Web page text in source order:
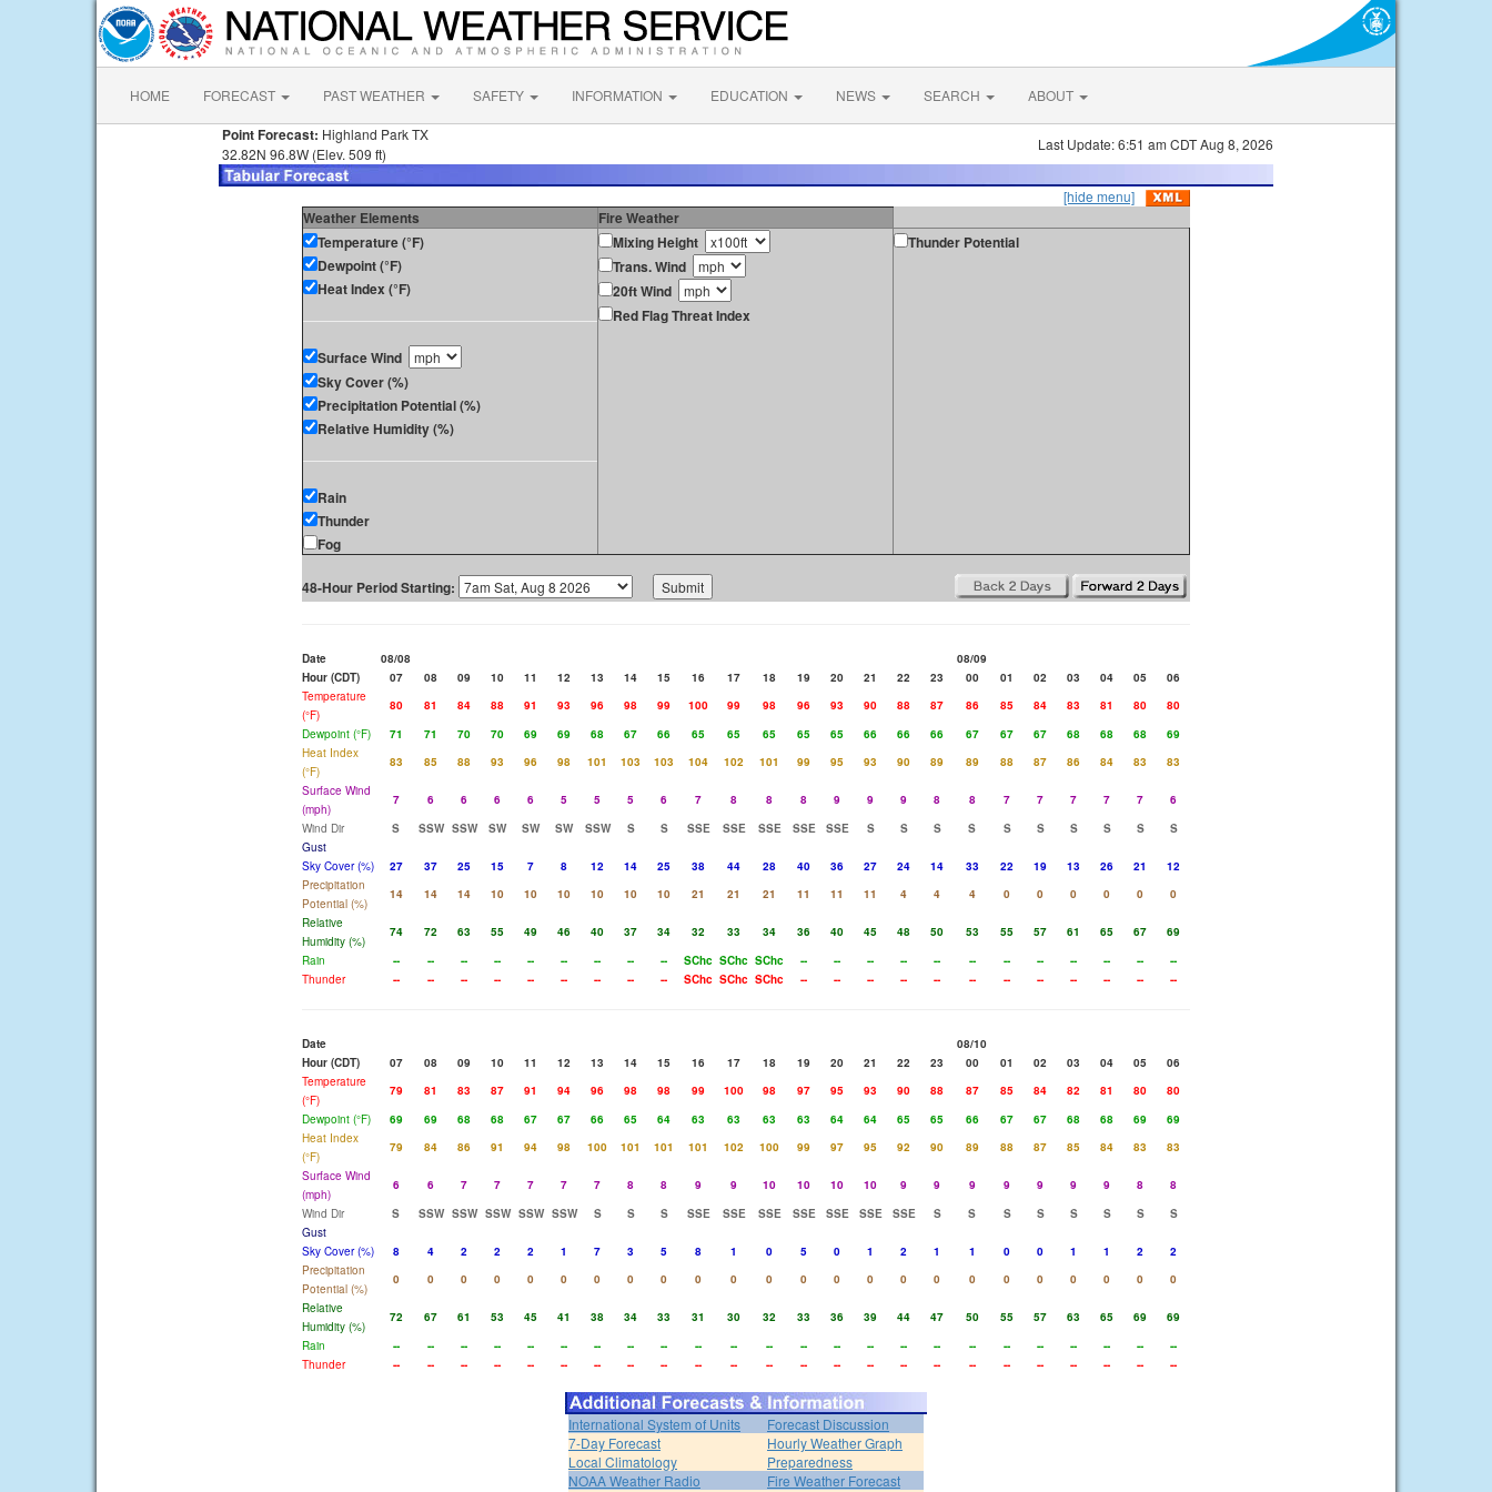
HOME FORECAST PAST WEATHER SAFETY INFORMATION EDUCATION NEWS SEARCH ABOUT
Point Forecast: Highland Park TX
32.82N 96.8W (Elev. 509 ft)
Last Update: 6:51 am CDT Aug 8, 2026
[hide menu]
Weather Elements
Fire Weather
Temperature (°F)
Dewpoint (°F)
Heat Index (°F)
Surface Wind
Sky Cover (%)
Precipitation Potential (%)
Relative Humidity (%)
Rain
Thunder
Fog
Mixing Height
Trans. Wind
20ft Wind
Red Flag Threat Index
Thunder Potential
48-Hour Period Starting:
Date 08/08
08/09
Hour (CDT)
07 08 09 10 11 12 13 14 15 16 17 18 19 20 21 22 23 00 01 02 03 04 05
06
Temperature
(°F)
80 81 84 88 91 93 96 98 99 100 99 98 96 93 90 88 87 86 85 84 83 81 80
80
Dewpoint (°F)
71 71 70 70 69 69 68 67 66 65 65 65 65 65 66 66 66 67 67 67 68 68 68
69
Heat Index
(°F)
83 85 88 93 96 98 101 103 103 104 102 101 99 95 93 90 89 89 88 87 86 84 83
83
Surface Wind
(mph)
7 6 6 6 6 5 5 5 6 7 8 8 8 9 9 9 8 8 7 7 7 7 7
6
Wind Dir
S SSW SSW SW SW SW SSW S S SSE SSE SSE SSE SSE S S S S S S S S S
S
Gust
Sky Cover (%)
27 37 25 15 7 8 12 14 25 38 44 28 40 36 27 24 14 33 22 19 13 26 21
12
Precipitation
Potential (%)
14 14 14 10 10 10 10 10 10 21 21 21 11 11 11 4 4 4 0 0 0 0 0
0
Relative
Humidity (%)
74 72 63 55 49 46 40 37 34 32 33 34 36 40 45 48 50 53 55 57 61 65 67
69
Rain
-- -- -- -- -- -- -- -- -- SChc SChc SChc -- -- -- -- -- -- -- -- -- -- --
--
Thunder
-- -- -- -- -- -- -- -- -- SChc SChc SChc -- -- -- -- -- -- -- -- -- -- -- --
Date
08/10
Hour (CDT)
07 08 09 10 11 12 13 14 15 16 17 18 19 20 21 22 23 00 01 02 03 04 05
06
Temperature
(°F)
79 81 83 87 91 94 96 98 98 99 100 98 97 95 93 90 88 87 85 84 82 81 80
80
Dewpoint (°F)
69 69 68 68 67 67 66 65 64 63 63 63 63 64 64 65 65 66 67 67 68 68 69
69
Heat Index
(°F)
79 84 86 91 94 98 100 101 101 101 102 100 99 97 95 92 90 89 88 87 85 84 83
83
Surface Wind
(mph)
6 6 7 7 7 7 7 8 8 9 9 10 10 10 10 9 9 9 9 9 9 9 8
8
Wind Dir
S SSW SSW SSW SSW SSW S S S SSE SSE SSE SSE SSE SSE SSE S S S S S S S
S
Gust
Sky Cover (%)
8 4 2 2 2 1 7 3 5 8 1 0 5 0 1 2 1 1 0 0 1 1 2
2
Precipitation
Potential (%)
0 0 0 0 0 0 0 0 0 0 0 0 0 0 0 0 0 0 0 0 0 0 0
0
Relative
Humidity (%)
72 67 61 53 45 41 38 34 33 31 30 32 33 36 39 44 47 50 55 57 63 65 69
69
Rain
-- -- -- -- -- -- -- -- -- -- -- -- -- -- -- -- -- -- -- -- -- -- --
--
Thunder
-- -- -- -- -- -- -- -- -- -- -- -- -- -- -- -- -- -- -- -- -- -- -- --
International System of Units
Forecast Discussion
7-Day Forecast
Hourly Weather Graph
Local Climatology
Preparedness
NOAA Weather Radio
Fire Weather Forecast